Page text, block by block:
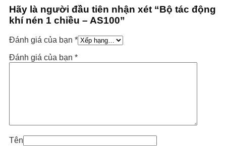
Hãy là người đầu tiên nhận xét “Bộ tác động
khí nén 1 chiều – AS100”
Đánh giá của bạn *
Đánh giá của bạn *
Tên